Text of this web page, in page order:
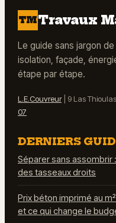
TMTravaux
Le guide sans jargon
isolation, façade,
étape par étape.
L.E.Couvreur| 9 Las
07
DERNIERS
Séparer sans assombrir
des tasseaux droits
Prix béton imprimé au
et ce qui change le